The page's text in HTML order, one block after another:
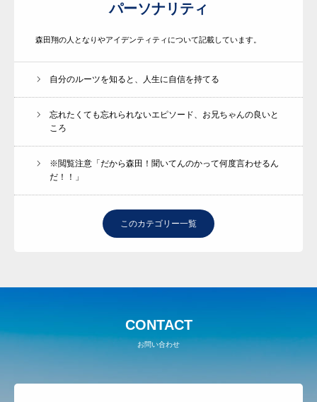
パーソナリティ
森田翔の人となりやアイデンティティについて記載しています。
自分のルーツを知ると、人生に自信を持てる
忘れたくても忘れられないエピソード、お兄ちゃんの良いと
ころ
※閲覧注意「だから森田！聞いてんのかって何度言わせるん
だ！！」
このカテゴリー一覧
CONTACT
お問い合わせ